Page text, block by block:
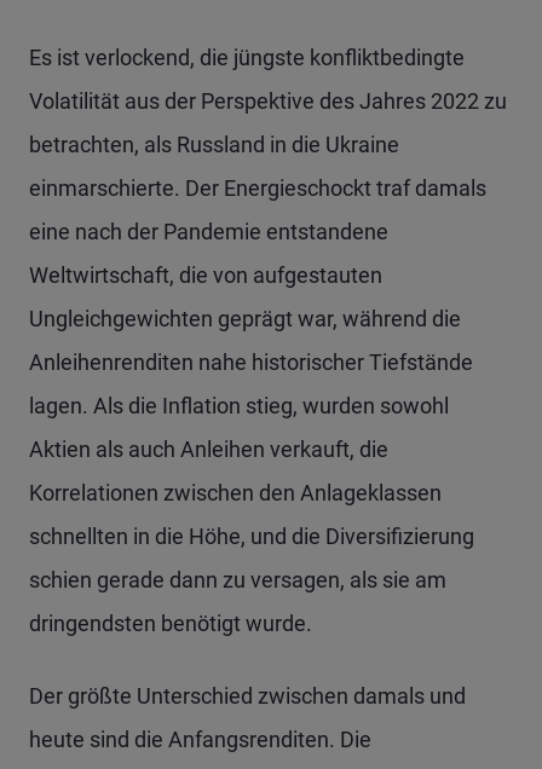
Es ist verlockend, die jüngste konfliktbedingte
Volatilität aus der Perspektive des Jahres 2022 zu
betrachten, als Russland in die Ukraine
einmarschierte. Der Energieschockt traf damals
eine nach der Pandemie entstandene
Weltwirtschaft, die von aufgestauten
Ungleichgewichten geprägt war, während die
Anleihenrenditen nahe historischer Tiefstände
lagen. Als die Inflation stieg, wurden sowohl
Aktien als auch Anleihen verkauft, die
Korrelationen zwischen den Anlageklassen
schnellten in die Höhe, und die Diversifizierung
schien gerade dann zu versagen, als sie am
dringendsten benötigt wurde.
Der größte Unterschied zwischen damals und
heute sind die Anfangsrenditen. Die